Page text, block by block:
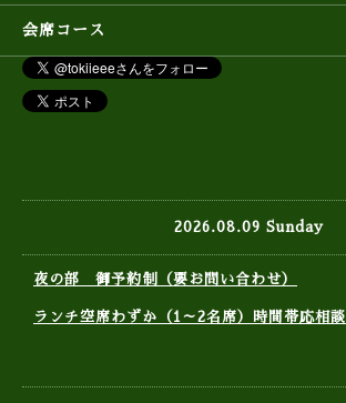
会席コース
2026.08.09 Sunday
夜の部 御予約制（要お問い合わせ）
ランチ空席わずか（1～2名席）時間帯応相談